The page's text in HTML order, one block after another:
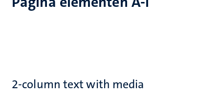
2-column text with media